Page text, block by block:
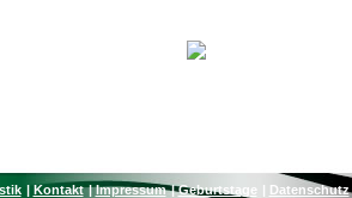
Kontakt Impressum Geburtstage Datenschutz